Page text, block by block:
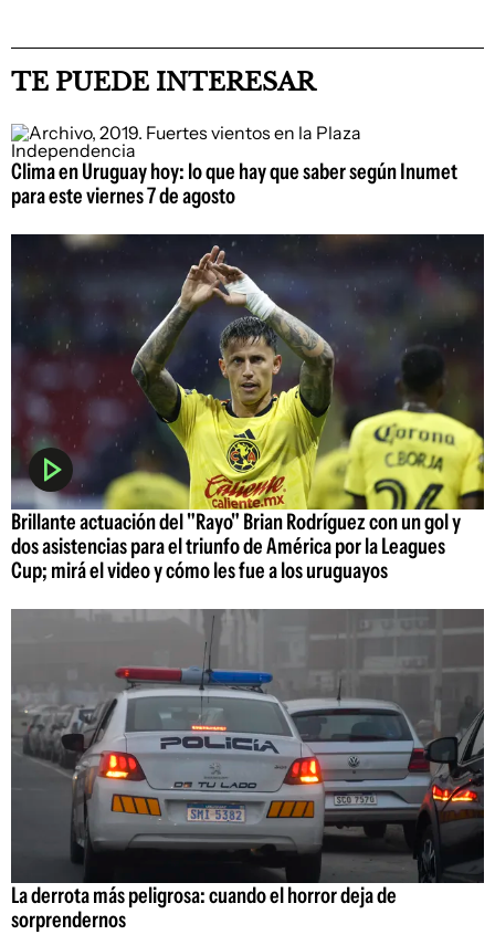
TE PUEDE INTERESAR
Clima en Uruguay hoy: lo que hay que saber según Inumet
para este viernes 7 de agosto
Brillante actuación del "Rayo" Brian Rodríguez con un gol y
dos asistencias para el triunfo de América por la Leagues
Cup; mirá el video y cómo les fue a los uruguayos
La derrota más peligrosa: cuando el horror deja de
sorprendernos